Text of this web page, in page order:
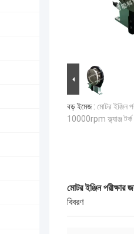
বড় ইমেজ : মোটর ইঞ্জিন
10000rpm ফ্ল্যাঞ্জ টর্ক
মোটর ইঞ্জিন
বিবরণ